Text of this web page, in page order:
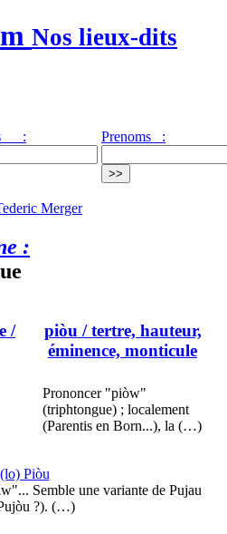
Nos lieux-dits
: Prenoms :
Merger
:
/
piòu / tertre, hauteur,
éminence, monticule
Prononcer "piòw"
(triphtongue) ; localement
(Parentis en Born...), la (…)
(lo) Piòu
Semble une variante de Pujau
?). (…)